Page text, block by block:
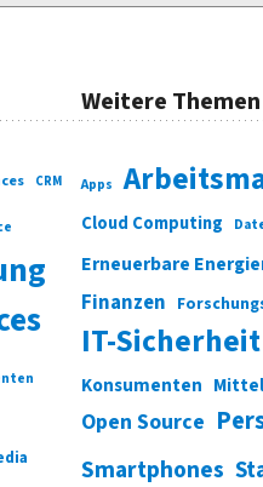
CRM
Weitere Themen
Apps
Cloud Computing
Erneuerbare
Finanzen
IT-Sicherheit
Konsumenten
Open Source
Smartphones